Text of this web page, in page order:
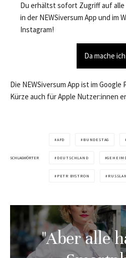
Du erhältst sofort Zugriff auf
in der NEWSiversum App und im
Instagram!
Da mache
Die NEWSiversum App ist im
Kürze auch für Apple Nutzer:innen
SCHLAGWÖRTER
AFD BUNDESTAG
DEUTSCHLAND
PETR BYSTRON
"Aber alle